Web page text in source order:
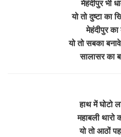
मेहंदीपुर भी
यो तो दुष्टा का
मेहंदीपुर का
यो तो सबका
सालासर का
हाथ में घोटो
महाबली थारो
यो तो आठों